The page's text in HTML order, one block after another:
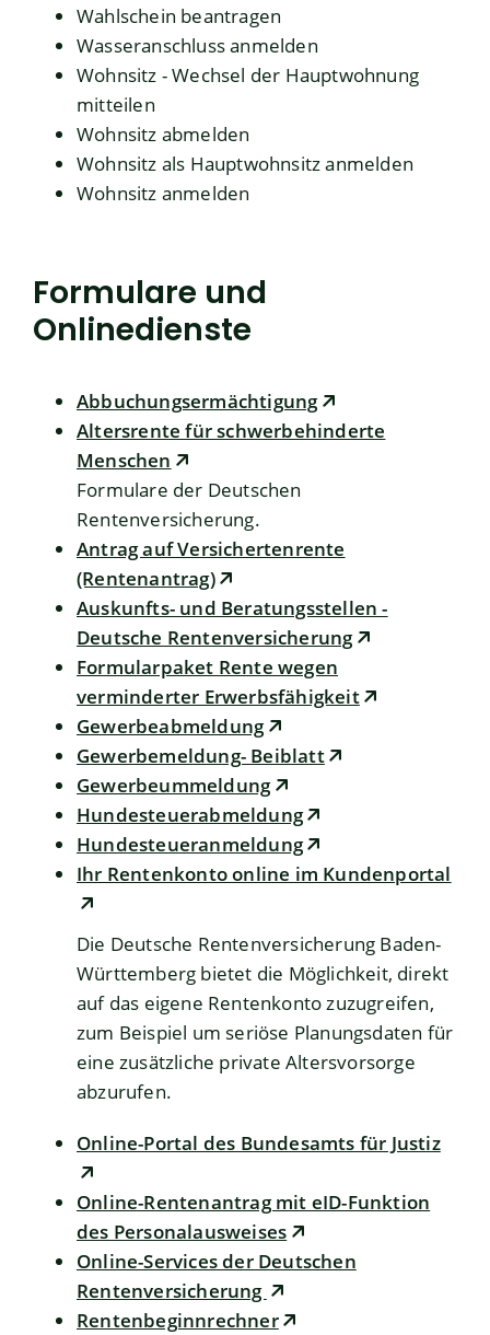
Wahlschein beantragen
Wasseranschluss anmelden
Wohnsitz - Wechsel der Hauptwohnung
mitteilen
Wohnsitz abmelden
Wohnsitz als Hauptwohnsitz anmelden
Wohnsitz anmelden
Formulare und
Onlinedienste
Abbuchungsermächtigung
Altersrente für schwerbehinderte
Menschen
Formulare der Deutschen
Rentenversicherung.
Antrag auf Versichertenrente
(Rentenantrag)
Auskunfts- und Beratungsstellen -
Deutsche Rentenversicherung
Formularpaket Rente wegen
verminderter Erwerbsfähigkeit
Gewerbeabmeldung
Gewerbemeldung- Beiblatt
Gewerbeummeldung
Hundesteuerabmeldung
Hundesteueranmeldung
Ihr Rentenkonto online im Kundenportal
Die Deutsche Rentenversicherung Baden-
Württemberg bietet die Möglichkeit, direkt
auf das eigene Rentenkonto zuzugreifen,
zum Beispiel um seriöse Planungsdaten für
eine zusätzliche private Altersvorsorge
abzurufen.
Online-Portal des Bundesamts für Justiz
Online-Rentenantrag mit eID-Funktion
des Personalausweises
Online-Services der Deutschen
Rentenversicherung
Rentenbeginnrechner